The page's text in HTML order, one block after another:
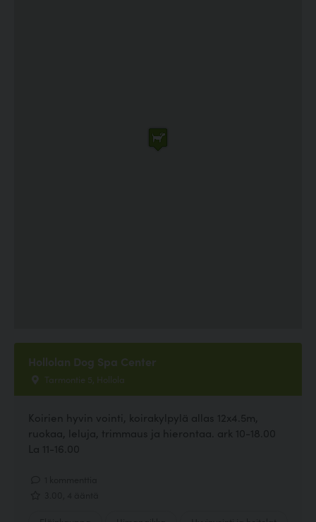
Hollolan Dog Spa Center
Tarmontie 5, Hollola
Koirien hyvin vointi, koirakylpylä allas 12x4.5m,
ruokaa, leluja, trimmaus ja hierontaa. ark 10-18.00
La 11-16.00